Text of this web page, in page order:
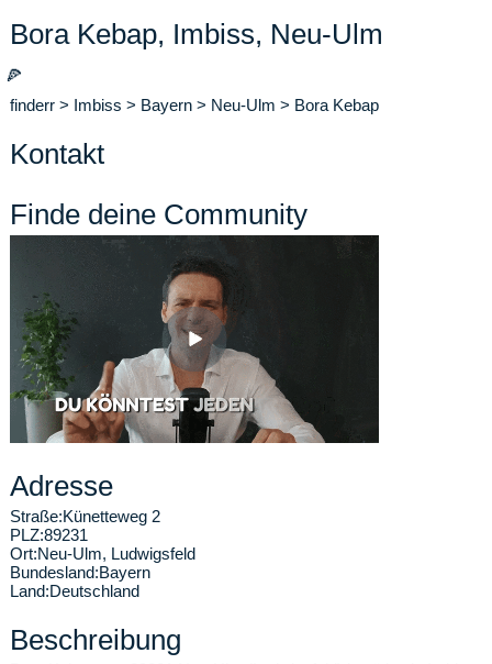
Bora Kebap, Imbiss, Neu-Ulm
🍕
finderr > Imbiss > Bayern > Neu-Ulm > Bora Kebap
Kontakt
Finde deine Community
Adresse
Straße:Künetteweg 2
PLZ:89231
Ort:Neu-Ulm, Ludwigsfeld
Bundesland:Bayern
Land:Deutschland
Beschreibung